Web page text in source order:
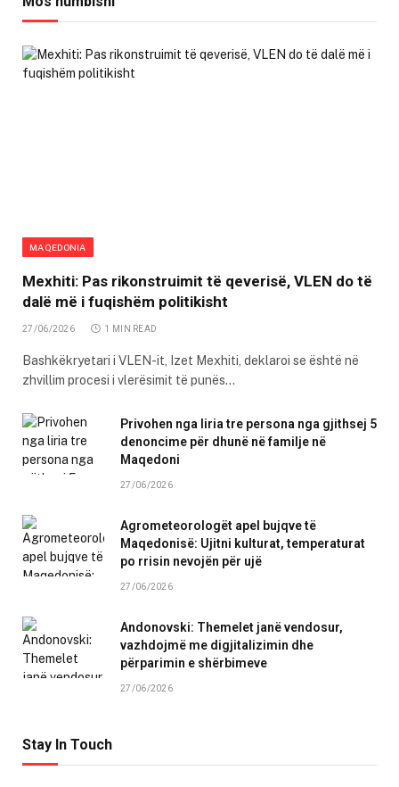
MAQEDONIA
Mexhiti: Pas rikonstruimit të qeverisë, VLEN do të
dalë më i fuqishëm politikisht
27/06/2026 1 MIN READ
Bashkëkryetari i VLEN-it, Izet Mexhiti, deklaroi se është në
zhvillim procesi i vlerësimit të punës…
Privohen nga liria tre persona nga gjithsej 5
denoncime për dhunë në familje në
Maqedoni
27/06/2026
Agrometeorologët apel bujqve të
Maqedonisë: Ujitni kulturat, temperaturat
po rrisin nevojën për ujë
27/06/2026
Andonovski: Themelet janë vendosur,
vazhdojmë me digjitalizimin dhe
përparimin e shërbimeve
27/06/2026
Stay In Touch